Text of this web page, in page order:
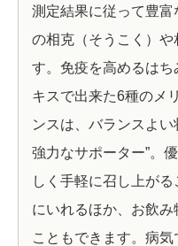
測定結果に従って豊
の相克（そうこく）や
す。免疫を高めるは
キスで出来た6種のメ
ンスは、バランスよ
強力なサポーター”。
しく手軽に召し上が
にいれるほか、お飲
こともできます。病